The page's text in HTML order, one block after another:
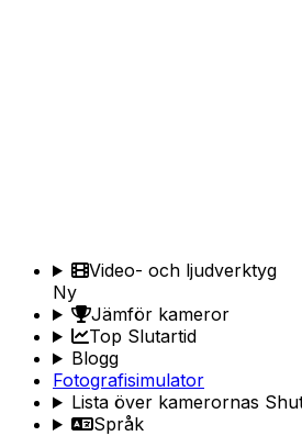
Video- och ljudverktyg
Ny
Jämför kameror
Top Slutartid
Blogg
Fotografisimulator
Lista över kamerornas
Språk